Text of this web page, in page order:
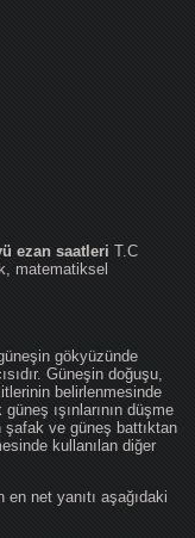
ezan saatleri T.C
matematiksel
gökyüzünde
Güneşin doğuşu,
belirlenmesinde
ışınlarının düşme
şafak ve güneş battıktan
kullanılan diğer
net yanıtı aşağıdaki